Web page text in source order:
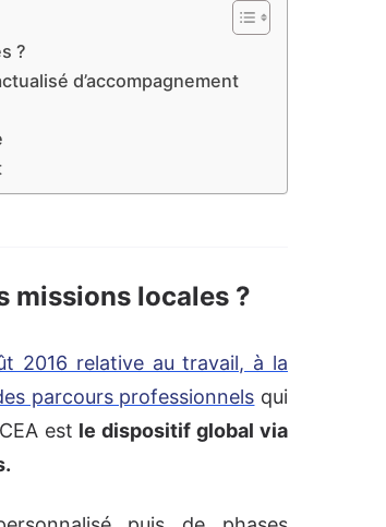
?
d’accompagnement
missions locales ?
2016 relative au travail, à la
parcours professionnels qui
est le dispositif global via